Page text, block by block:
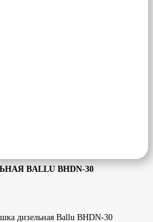
BALLU BHDN-30
дизельная Ballu BHDN-30